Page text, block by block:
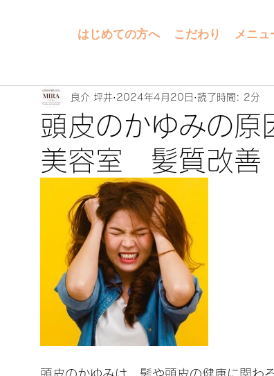
はじめての方へ こだわり メニ
頭皮のかゆみ
美容室 髪質改善
良介 坪井 2024年4月20日 読了時間: 2分